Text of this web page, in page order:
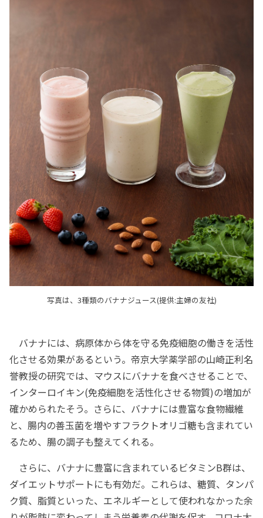
写真は、3種類のバナナジュース(提供:主婦の友社)
バナナには、病原体から体を守る免疫細胞の働きを活性
化させる効果があるという。帝京大学薬学部の山崎正利名
誉教授の研究では、マウスにバナナを食べさせることで、
インターロイキン(免疫細胞を活性化させる物質)の増加が
確かめられたそう。さらに、バナナには豊富な食物繊維
と、腸内の善玉菌を増やすフラクトオリゴ糖も含まれてい
るため、腸の調子も整えてくれる。
さらに、バナナに豊富に含まれているビタミンB群は、
ダイエットサポートにも有効だ。これらは、糖質、タンパ
ク質、脂質といった、エネルギーとして使われなかった余